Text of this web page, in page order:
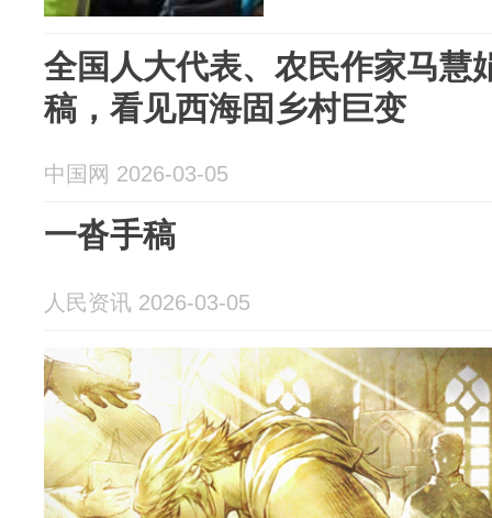
全国人大代表、农民作家马慧
稿，看见西海固乡村巨变
中国网 2026-03-05
一沓手稿
人民资讯 2026-03-05